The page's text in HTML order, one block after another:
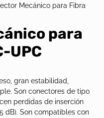
Mecánico para Fibra
para
UPC
gran estabilidad,
Son conectores de tipo
perdidas de inserción
dB). Son compatibles con